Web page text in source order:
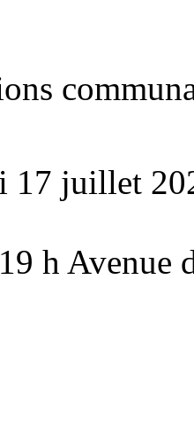
17 juillet
h Avenue